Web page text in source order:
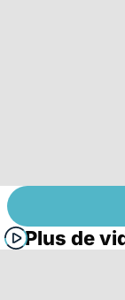
Plus de